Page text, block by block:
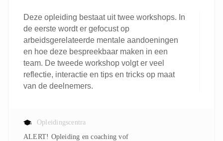
Deze opleiding bestaat uit twee workshops. In
de eerste wordt er gefocust op
arbeidsgerelateerde mentale aandoeningen
en hoe deze bespreekbaar maken in een
team. De tweede workshop volgt er veel
reflectie, interactie en tips en tricks op maat
van de deelnemers.
Opleidingscentra
ALERT! Opleiding en coaching vof